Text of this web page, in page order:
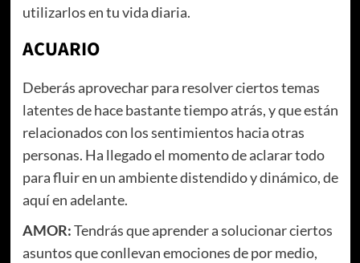
utilizarlos en tu vida diaria.
ACUARIO
Deberás aprovechar para resolver ciertos temas
latentes de hace bastante tiempo atrás, y que están
relacionados con los sentimientos hacia otras
personas. Ha llegado el momento de aclarar todo
para fluir en un ambiente distendido y dinámico, de
aquí en adelante.
AMOR:Tendrás que aprender a solucionar ciertos
asuntos que conllevan emociones de por medio,